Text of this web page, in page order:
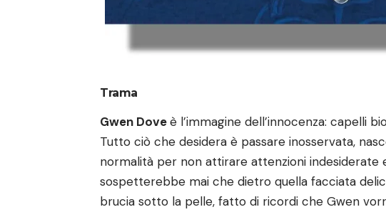
Trama
Gwen Doveè l’immagine dell’innocenza: capelli
Tutto ciò che desidera è passare inosservata,
normalità per non attirare attenzioni indesiderate
sospetterebbe mai che dietro quella facciata
brucia sotto la pelle, fatto di ricordi che Gwen